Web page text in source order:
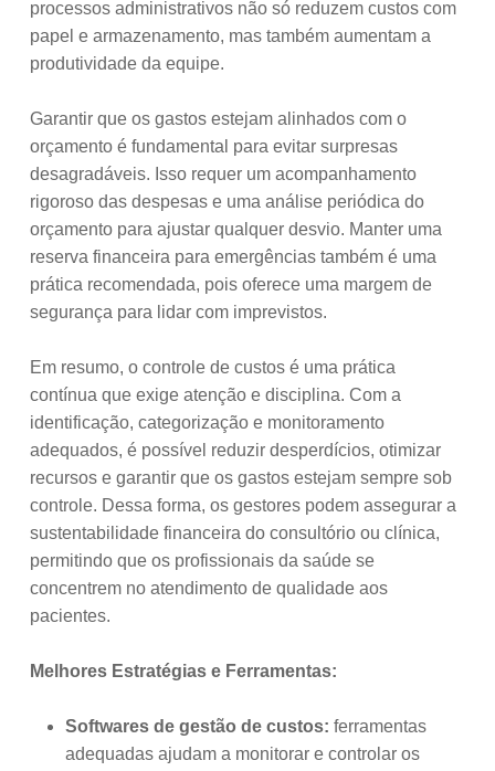
processos administrativos não só reduzem custos com
papel e armazenamento, mas também aumentam a
produtividade da equipe.
Garantir que os gastos estejam alinhados com o
orçamento é fundamental para evitar surpresas
desagradáveis. Isso requer um acompanhamento
rigoroso das despesas e uma análise periódica do
orçamento para ajustar qualquer desvio. Manter uma
reserva financeira para emergências também é uma
prática recomendada, pois oferece uma margem de
segurança para lidar com imprevistos.
Em resumo, o controle de custos é uma prática
contínua que exige atenção e disciplina. Com a
identificação, categorização e monitoramento
adequados, é possível reduzir desperdícios, otimizar
recursos e garantir que os gastos estejam sempre sob
controle. Dessa forma, os gestores podem assegurar a
sustentabilidade financeira do consultório ou clínica,
permitindo que os profissionais da saúde se
concentrem no atendimento de qualidade aos
pacientes.
Melhores Estratégias e Ferramentas:
Softwares de gestão de custos: ferramentas
adequadas ajudam a monitorar e controlar os